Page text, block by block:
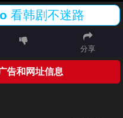
看韩剧不迷路
分享
告和网址信息